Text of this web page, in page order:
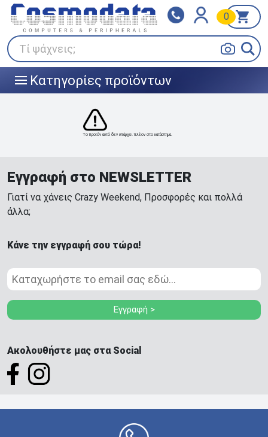
Τί ψάχνεις;
0
||| Κατηγορίες προϊόντων
Klarna
Πληρώστε σε 3
άτοκες δόσεις
BOX NOW
Το προϊόν αυτό δεν υπάρχει πλέον στο κατάστημα.
Εγγραφή στο NEWSLETTER
Γιατί να χάνεις Crazy Weekend, Προσφορές και πολλά
άλλα;
Κάνε την εγγραφή σου τώρα!
Εγγραφή >
Ακολουθήστε μας στα Social